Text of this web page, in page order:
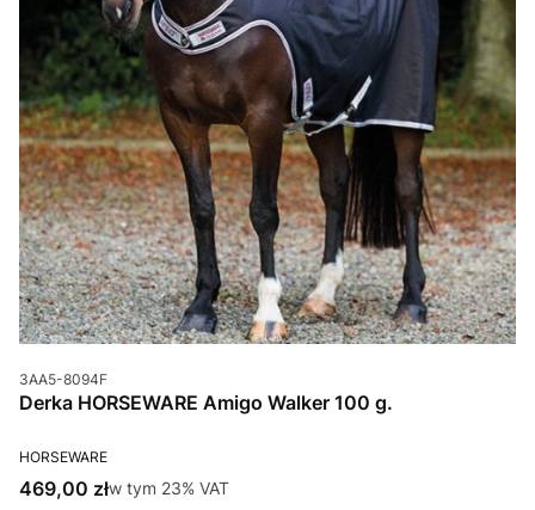
Kod produktu
3AA5-8094F
Derka HORSEWARE Amigo Walker 100 g.
PRODUCENT
HORSEWARE
Cena brutto
469,00 złw tym %s VAT
w tym 23% VAT